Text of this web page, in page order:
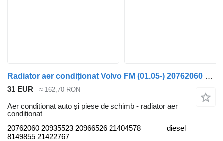
Radiator aer condiționat Volvo FM (01.05-) 20762060 pentru camion Volvo FM7-FM12, FM, FMX (1998-2014)
31 EUR ≈ 162,70 RON
Aer conditionat auto și piese de schimb - radiator aer
condiționat
20762060 20935523 20966526 21404578
8149855 21422767
diesel